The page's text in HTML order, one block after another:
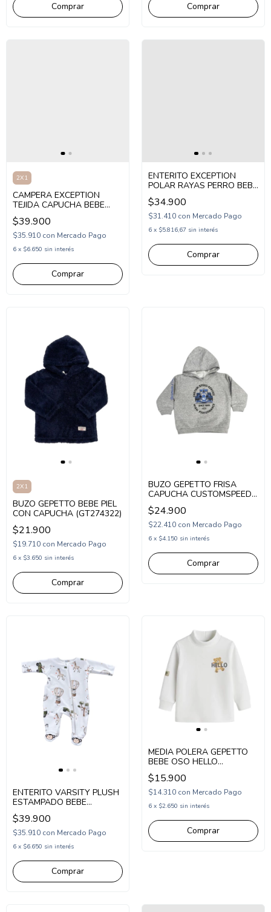
Comprar Comprar
2X1
CAMPERA EXCEPTION
TEJIDA CAPUCHA BEBE
(EX26BSW07)
$39.900
$35.910 con Mercado Pago
6 x $6.650 sin interés
Comprar
ENTERITO EXCEPTION
POLAR RAYAS PERRO BEBE
(EX26BO115)
$34.900
$31.410 con Mercado Pago
6 x $5.816,67 sin interés
Comprar
2X1
BUZO GEPETTO BEBE PIEL
CON CAPUCHA (GT274322)
$21.900
$19.710 con Mercado Pago
6 x $3.650 sin interés
Comprar
BUZO GEPETTO FRISA
CAPUCHA CUSTOMSPEED
(GT273325)
$24.900
$22.410 con Mercado Pago
6 x $4.150 sin interés
Comprar
ENTERITO VARSITY PLUSH
ESTAMPADO BEBE
(V265260)
$39.900
$35.910 con Mercado Pago
6 x $6.650 sin interés
Comprar
MEDIA POLERA GEPETTO
BEBE OSO HELLO
(GT293311)
$15.900
$14.310 con Mercado Pago
6 x $2.650 sin interés
Comprar